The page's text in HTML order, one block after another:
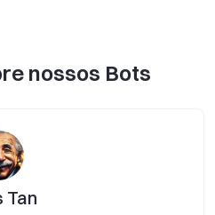
nossos Bots
Tan